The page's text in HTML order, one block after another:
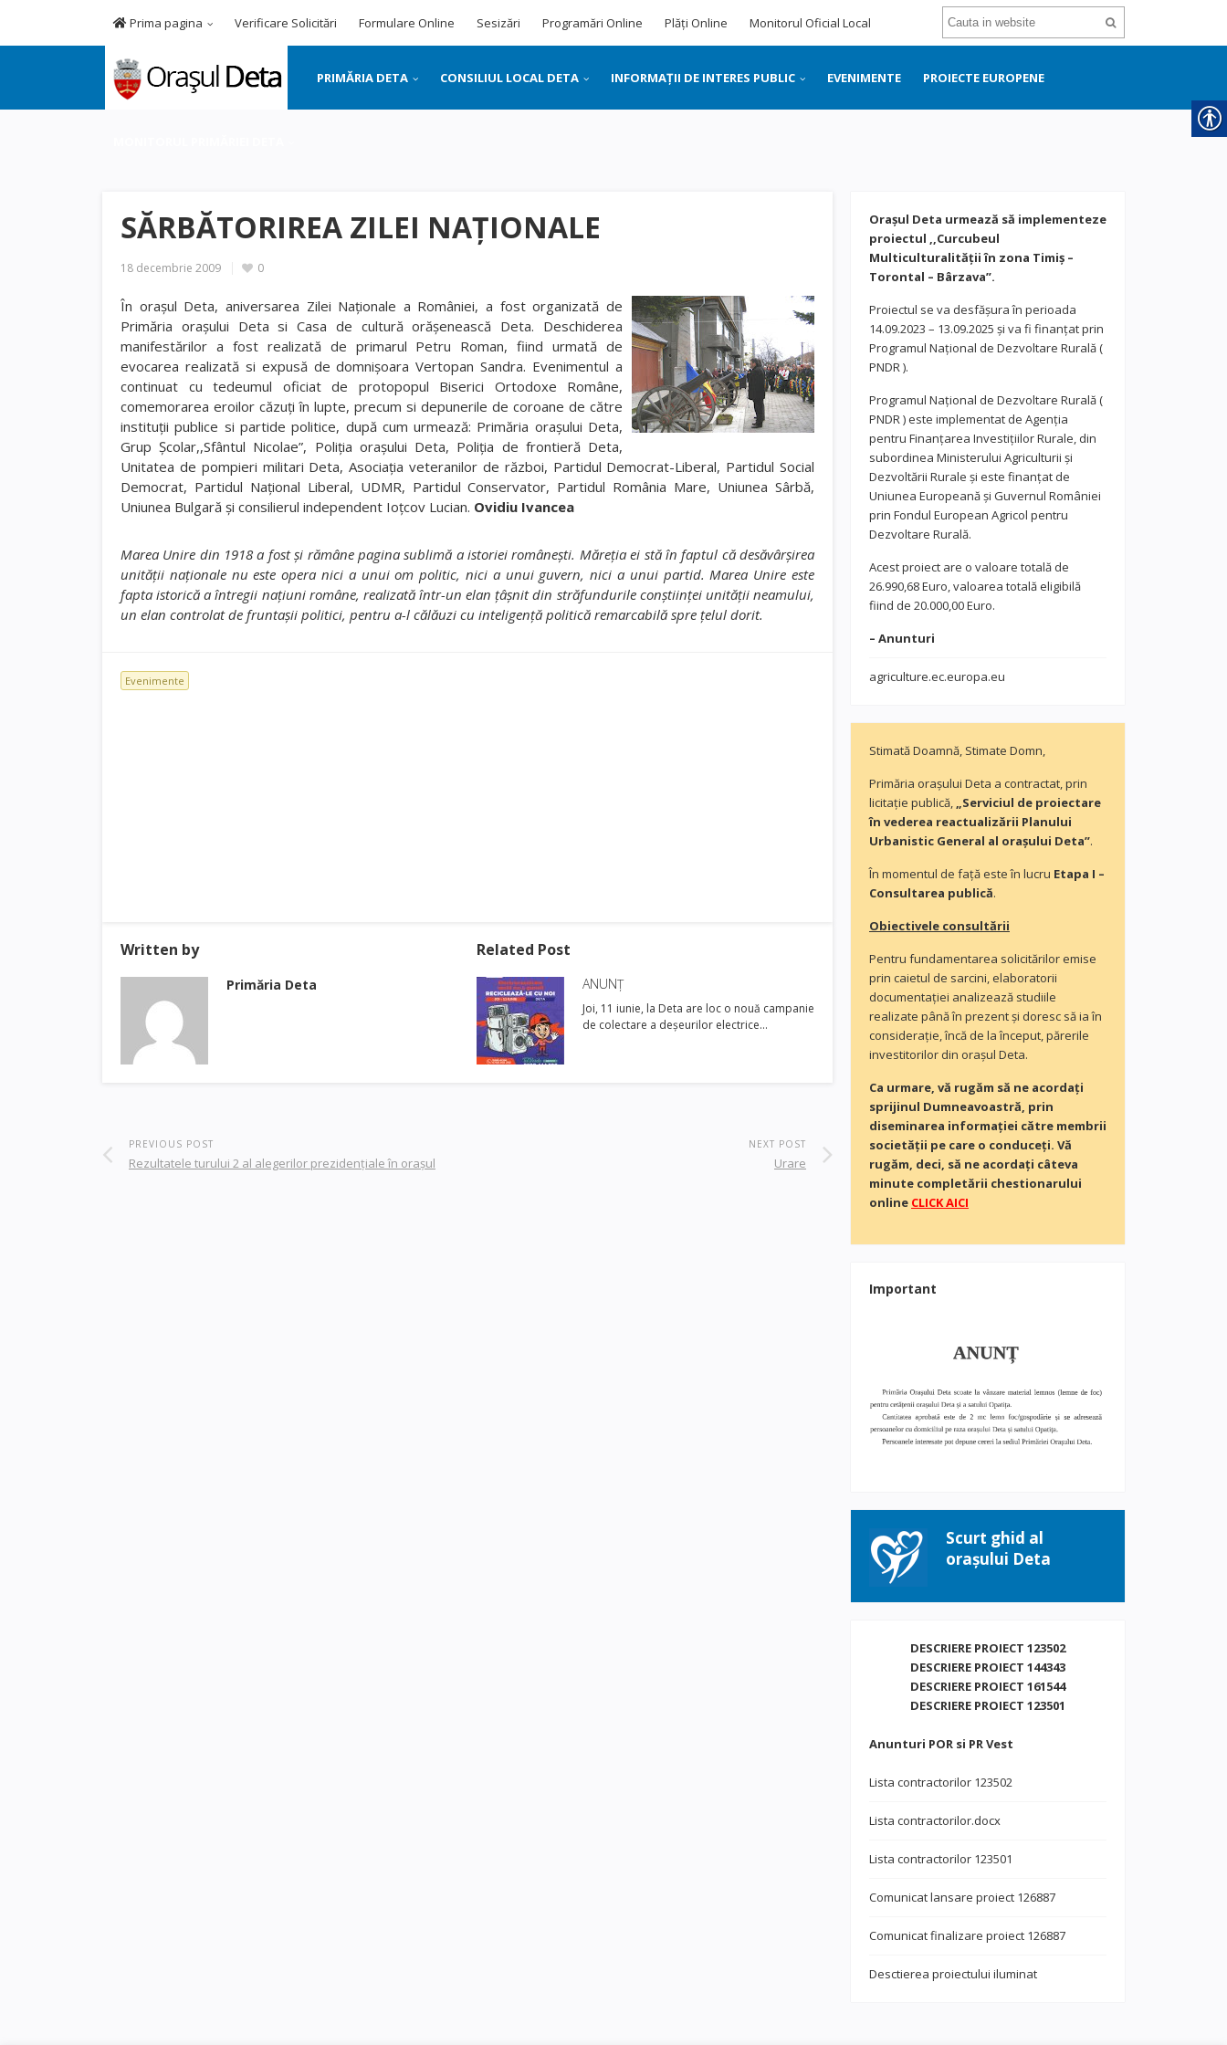
Prima pagina Verificare Solicitări Formulare Online Sesizări Programări Online Plăți Online Monitorul Oficial Local
PRIMĂRIA DETA CONSILIUL LOCAL DETA INFORMAȚII DE INTERES PUBLIC EVENIMENTE PROIECTE EUROPENE
SĂRBĂTORIREA ZILEI NAŢIONALE
18 decembrie 2009 0
În oraşul Deta, aniversarea Zilei Naţionale a României, a fost organizată de
Primăria oraşului Deta si Casa de cultură orăşenească Deta. Deschiderea
manifestărilor a fost realizată de primarul Petru Roman, fiind urmată de
evocarea realizată si expusă de domnişoara Vertopan Sandra. Evenimentul a
continuat cu tedeumul oficiat de protopopul Biserici Ortodoxe Române,
comemorarea eroilor căzuţi în lupte, precum si depunerile de coroane de către
instituţii publice si partide politice, după cum urmează: Primăria oraşului Deta,
Grup Şcolar,,Sfântul Nicolae”, Poliţia oraşului Deta, Poliţia de frontieră Deta,
Unitatea de pompieri militari Deta, Asociaţia veteranilor de război, Partidul Democrat-Liberal, Partidul Social
Democrat, Partidul Naţional Liberal, UDMR, Partidul Conservator, Partidul România Mare, Uniunea Sârbă,
Uniunea Bulgară şi consilierul independent Ioţcov Lucian. Ovidiu Ivancea
Marea Unire din 1918 a fost şi rămâne pagina sublimă a istoriei româneşti. Măreţia ei stă în faptul că desăvârşirea
unităţii naţionale nu este opera nici a unui om politic, nici a unui guvern, nici a unui partid. Marea Unire este
fapta istorică a întregii naţiuni române, realizată într-un elan ţâşnit din străfundurile conştiinţei unităţii neamului,
un elan controlat de fruntaşii politici, pentru a-l călăuzi cu inteligenţă politică remarcabilă spre ţelul dorit.
Evenimente
Written by
Primăria Deta
Related Post
ANUNȚ
Joi, 11 iunie, la Deta are loc o nouă campanie
de colectare a deșeurilor electrice…
PREVIOUS POST
Rezultatele turului 2 al alegerilor prezidenţiale în oraşul
NEXT POST
Urare
Orașul Deta urmează să implementeze
proiectul ,,Curcubeul
Multiculturalității în zona Timiș –
Torontal – Bârzava”.
Proiectul se va desfășura în perioada
14.09.2023 – 13.09.2025 și va fi finanțat prin
Programul Național de Dezvoltare Rurală (
PNDR ).
Programul Național de Dezvoltare Rurală (
PNDR ) este implementat de Agenția
pentru Finanțarea Investițiilor Rurale, din
subordinea Ministerului Agriculturii și
Dezvoltării Rurale și este finanțat de
Uniunea Europeană și Guvernul României
prin Fondul European Agricol pentru
Dezvoltare Rurală.
Acest proiect are o valoare totală de
26.990,68 Euro, valoarea totală eligibilă
fiind de 20.000,00 Euro.
– Anunturi
agriculture.ec.europa.eu
Stimată Doamnă, Stimate Domn,
Primăria orașului Deta a contractat, prin
licitație publică, „Serviciul de proiectare
în vederea reactualizării Planului
Urbanistic General al orașului Deta”.
În momentul de faţă este în lucru Etapa I –
Consultarea publică.
Obiectivele consultării
Pentru fundamentarea solicitărilor emise
prin caietul de sarcini, elaboratorii
documentaţiei analizează studiile
realizate până în prezent și doresc să ia în
consideraţie, încă de la început, părerile
investitorilor din orașul Deta.
Ca urmare, vă rugăm să ne acordaţi
sprijinul Dumneavoastră, prin
diseminarea informației către membrii
societății pe care o conduceți. Vă
rugăm, deci, să ne acordați câteva
minute completării chestionarului
online CLICK AICI
Important
Scurt ghid al
orașului Deta
DESCRIERE PROIECT 123502
DESCRIERE PROIECT 144343
DESCRIERE PROIECT 161544
DESCRIERE PROIECT 123501
Anunturi POR si PR Vest
Lista contractorilor 123502
Lista contractorilor.docx
Lista contractorilor 123501
Comunicat lansare proiect 126887
Comunicat finalizare proiect 126887
Desctierea proiectului iluminat